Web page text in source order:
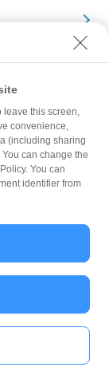
leave this screen,
convenience,
(including sharing
You can change the
You can
identifier from